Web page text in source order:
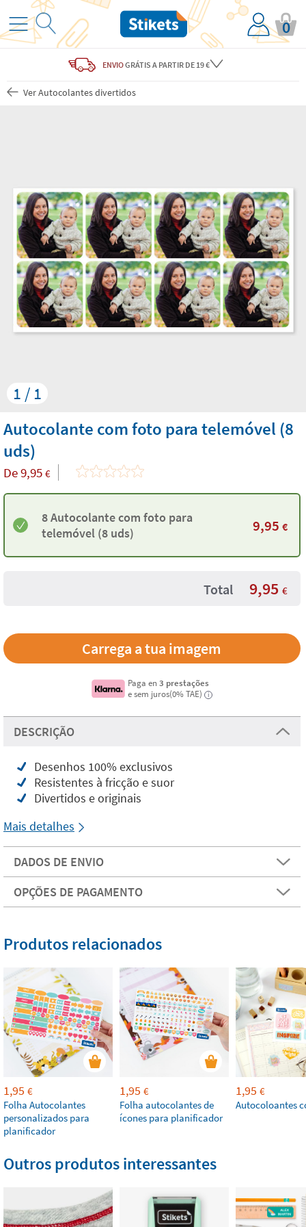
0
ENVIOGRÁTIS A PARTIR DE 19 €
Ver Autocolantes divertidos
1 / 1
Autocolante com foto para telemóvel (8
uds)
De9,95 €
8 Autocolante com foto para
telemóvel (8 uds)
9,95 €
Total 9,95 €
Carrega a tua imagem
Paga en3 prestações
e sem juros(0% TAE)
i
DESCRIÇÃO
Desenhos 100% exclusivos
Resistentes à fricção e suor
Divertidos e originais
Mais detalhes
DADOS DE ENVIO
OPÇÕES DE PAGAMENTO
Produtos relacionados
1,95 €
Folha Autocolantes
personalizados para
planificador
1,95 €
Folha autocolantes de
ícones para planificador
1,95 €
Autocoloantes
Outros produtos interessantes